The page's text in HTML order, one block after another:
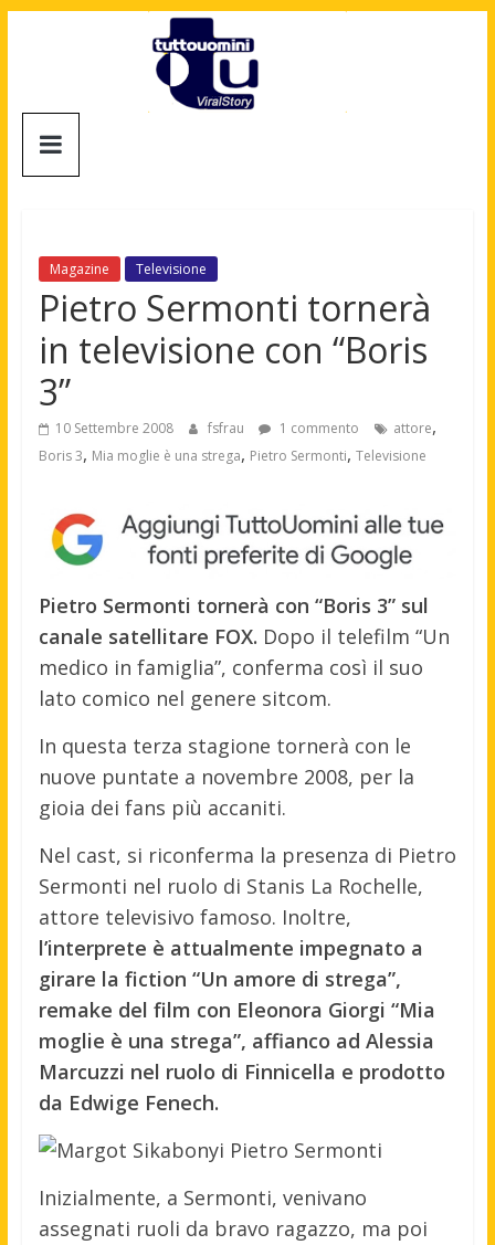
Tuttouomini
Motori,
gay
news
moda
maschile
Magazine Televisione
Pietro Sermonti tornerà
in televisione con “Boris
3”
10 Settembre 2008 fsfrau 1 commento attore,
Boris 3, Mia moglie è una strega, Pietro Sermonti, Televisione
Pietro Sermonti tornerà con “Boris 3” sul
canale satellitare FOX. Dopo il telefilm “Un
medico in famiglia”, conferma così il suo
lato comico nel genere sitcom.
In questa terza stagione tornerà con le
nuove puntate a novembre 2008, per la
gioia dei fans più accaniti.
Nel cast, si riconferma la presenza di Pietro
Sermonti nel ruolo di Stanis La Rochelle,
attore televisivo famoso. Inoltre,
l’interprete è attualmente impegnato a
girare la fiction “Un amore di strega”,
remake del film con Eleonora Giorgi “Mia
moglie è una strega”, affianco ad Alessia
Marcuzzi nel ruolo di Finnicella e prodotto
da Edwige Fenech.
Inizialmente, a Sermonti, venivano
assegnati ruoli da bravo ragazzo, ma poi